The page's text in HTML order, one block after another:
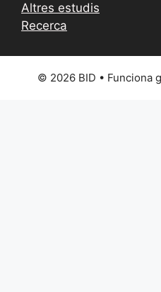
Altres estudis
Recerca
© 2026 BID • Funciona